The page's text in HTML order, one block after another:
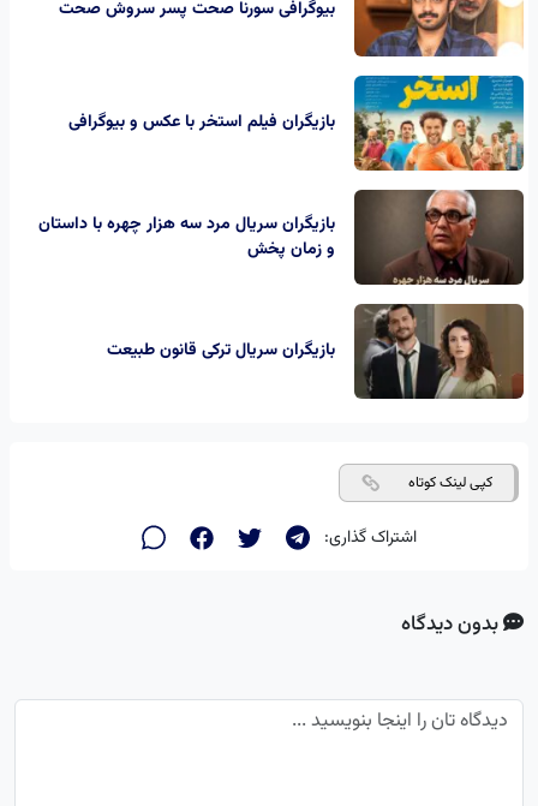
بیوگرافی سورنا صحت پسر سروش صحت
بازیگران فیلم استخر با عکس و بیوگرافی
بازیگران سریال مرد سه هزار چهره با داستان
و زمان پخش
بازیگران سریال ترکی قانون طبیعت
کپی لینک کوتاه
اشتراک گذاری:
بدون دیدگاه